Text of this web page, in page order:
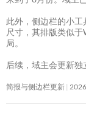
此外，侧边栏的小
尺寸，其排版类似
局。
后续，域主会更新独
简报与侧边栏更新